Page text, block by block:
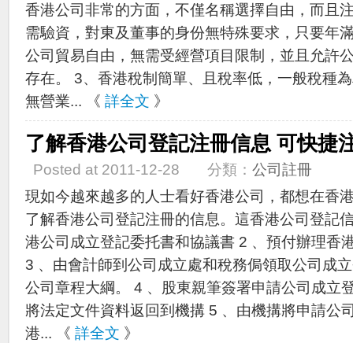
香港公司非常的方面，不僅名稱選擇自由，而且
需驗資，對東及董事的身份無特殊要求，只要年
公司貿易自由，無需受經營項目限制，並且允許
存在。 3、香港稅制簡單、且稅率低，一般稅種
無營業... 《 詳全文 》
了解香港公司登記注冊信息 可快捷
Posted at 2011-12-28 分類： 公司註冊
現如今越來越多的人士看好香港公司，都想在香
了解香港公司登記注冊的信息。這香港公司登記
港公司成立登記委托書和協議書 2 、預付辦理香
3 、由會計師到公司成立處和稅務侷領取公司成
公司章程大綱。 4 、股東親筆簽署申請公司成立
將法定文件資料返回到機搆 5 、由機搆將申請公
港... 《 詳全文 》